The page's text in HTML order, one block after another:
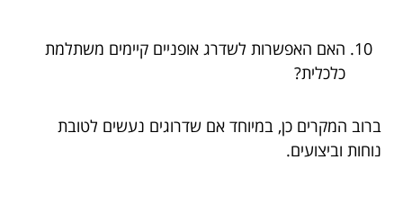
האם האפשרות לשדרג אופניים קיימים משתלמת
כלכלית?
ברוב המקרים כן, במיוחד אם שדרוגים נעשים לטובת
נוחות וביצועים.